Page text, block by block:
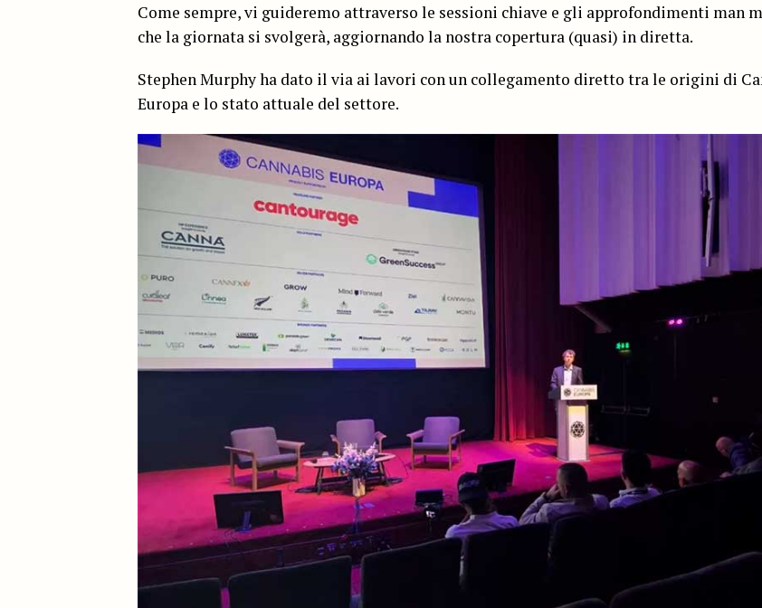
Come sempre, vi guideremo attraverso le sessioni chiave e gli approfondimenti man
che la giornata si svolgerà, aggiornando la nostra copertura (quasi) in diretta.
Stephen Murphy ha dato il via ai lavori con un collegamento diretto tra le origini di
Europa e lo stato attuale del settore.